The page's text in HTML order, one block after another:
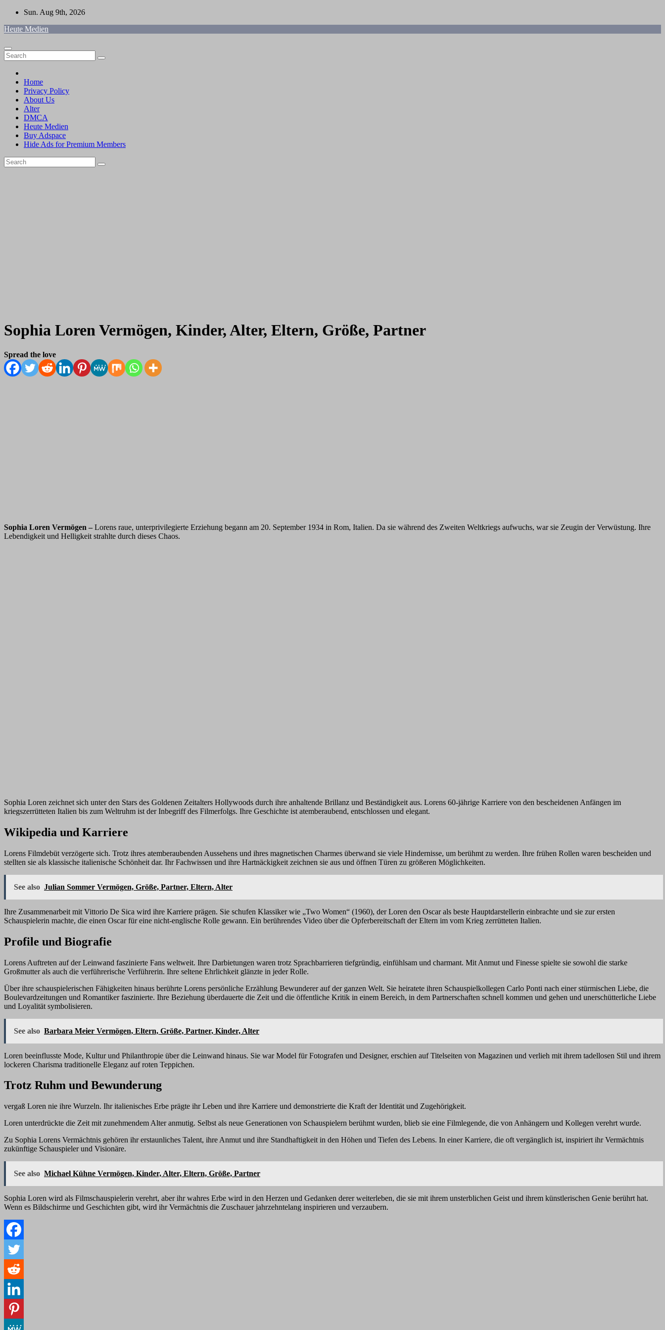
Skip
content
Sun. Aug 9th, 2026
Heute Medien
Home
Privacy Policy
About Us
Alter
DMCA
Heute Medien
Buy Adspace
Hide Ads for Premium Members
Sophia Loren Vermögen, Kinder, Alter, Eltern, Größe, Partner
Spread the love
Sophia Loren Vermögen – Lorens raue, unterprivilegierte Erziehung begann am 20. September 1934 in Rom, Italien. Da sie während des Zweiten Weltkriegs aufwuchs, war sie Zeugin der Verwüstung. Ihre
Lebendigkeit und Helligkeit strahlte durch dieses Chaos.
Sophia Loren zeichnet sich unter den Stars des Goldenen Zeitalters Hollywoods durch ihre anhaltende Brillanz und Beständigkeit aus. Lorens 60-jährige Karriere von den bescheidenen Anfängen im
kriegszerrütteten Italien bis zum Weltruhm ist der Inbegriff des Filmerfolgs. Ihre Geschichte ist atemberaubend, entschlossen und elegant.
Wikipedia und Karriere
Lorens Filmdebüt verzögerte sich. Trotz ihres atemberaubenden Aussehens und ihres magnetischen Charmes überwand sie viele Hindernisse, um berühmt zu werden. Ihre frühen Rollen waren bescheiden und
stellten sie als klassische italienische Schönheit dar. Ihr Fachwissen und ihre Hartnäckigkeit zeichnen sie aus und öffnen Türen zu größeren Möglichkeiten.
See also Julian Sommer Vermögen, Größe, Partner, Eltern, Alter
Ihre Zusammenarbeit mit Vittorio De Sica wird ihre Karriere prägen. Sie schufen Klassiker wie „Two Women“ (1960), der Loren den Oscar als beste Hauptdarstellerin einbrachte und sie zur ersten
Schauspielerin machte, die einen Oscar für eine nicht-englische Rolle gewann. Ein berührendes Video über die Opferbereitschaft der Eltern im vom Krieg zerrütteten Italien.
Profile und Biografie
Lorens Auftreten auf der Leinwand faszinierte Fans weltweit. Ihre Darbietungen waren trotz Sprachbarrieren tiefgründig, einfühlsam und charmant. Mit Anmut und Finesse spielte sie sowohl die starke
Großmutter als auch die verführerische Verführerin. Ihre seltene Ehrlichkeit glänzte in jeder Rolle.
Über ihre schauspielerischen Fähigkeiten hinaus berührte Lorens persönliche Erzählung Bewunderer auf der ganzen Welt. Sie heiratete ihren Schauspielkollegen Carlo Ponti nach einer stürmischen Liebe, die
Boulevardzeitungen und Romantiker faszinierte. Ihre Beziehung überdauerte die Zeit und die öffentliche Kritik in einem Bereich, in dem Partnerschaften schnell kommen und gehen und unerschütterliche Liebe
und Loyalität symbolisieren.
See also Barbara Meier Vermögen, Eltern, Größe, Partner, Kinder, Alter
Loren beeinflusste Mode, Kultur und Philanthropie über die Leinwand hinaus. Sie war Model für Fotografen und Designer, erschien auf Titelseiten von Magazinen und verlieh mit ihrem tadellosen Stil und ihrem
lockeren Charisma traditionelle Eleganz auf roten Teppichen.
Trotz Ruhm und Bewunderung
vergaß Loren nie ihre Wurzeln. Ihr italienisches Erbe prägte ihr Leben und ihre Karriere und demonstrierte die Kraft der Identität und Zugehörigkeit.
Loren unterdrückte die Zeit mit zunehmendem Alter anmutig. Selbst als neue Generationen von Schauspielern berühmt wurden, blieb sie eine Filmlegende, die von Anhängern und Kollegen verehrt wurde.
Zu Sophia Lorens Vermächtnis gehören ihr erstaunliches Talent, ihre Anmut und ihre Standhaftigkeit in den Höhen und Tiefen des Lebens. In einer Karriere, die oft vergänglich ist, inspiriert ihr Vermächtnis
zukünftige Schauspieler und Visionäre.
See also Michael Kühne Vermögen, Kinder, Alter, Eltern, Größe, Partner
Sophia Loren wird als Filmschauspielerin verehrt, aber ihr wahres Erbe wird in den Herzen und Gedanken derer weiterleben, die sie mit ihrem unsterblichen Geist und ihrem künstlerischen Genie berührt hat.
Wenn es Bildschirme und Geschichten gibt, wird ihr Vermächtnis die Zuschauer jahrzehntelang inspirieren und verzaubern.